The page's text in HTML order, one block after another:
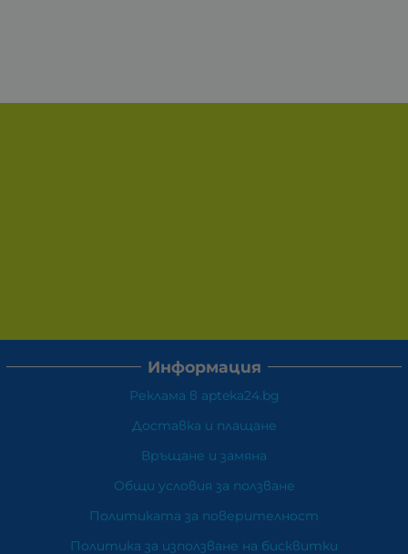
Информация
Реклама в apteka24.bg
Доставка и плащане
Връщане и замяна
Общи условия за ползване
Политиката за поверителност
Политика за използване на бисквитки